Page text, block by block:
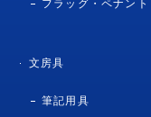
フラッグ・ペナント
文房具
筆記用具